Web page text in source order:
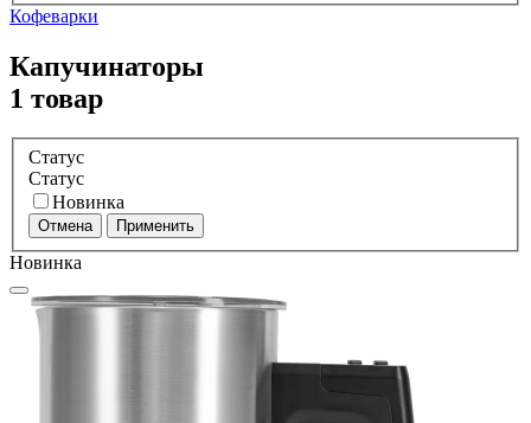
Кофеварки
Капучинаторы
1 товар
Статус
Статус
Новинка
Отмена Применить
Новинка